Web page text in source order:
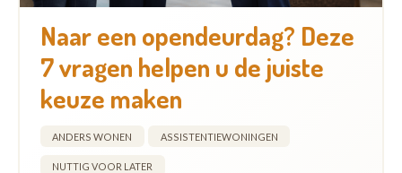
Naar een opendeurdag? Deze
7 vragen helpen u de juiste
keuze maken
ANDERS WONEN ASSISTENTIEWONINGEN
NUTTIG VOOR LATER